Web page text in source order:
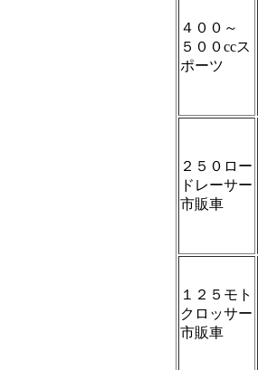
４００～
５００ccス
ポーツ
２５０ロー
ドレーサー
市販車
１２５モト
クロッサー
市販車